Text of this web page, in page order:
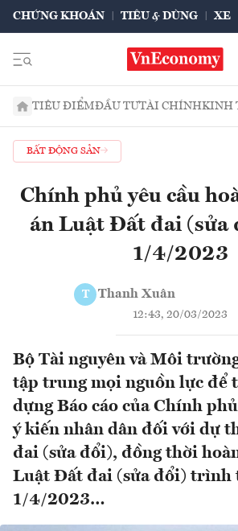
CHỨNG KHOÁN TIÊU & DÙNG XE
TIÊU ĐIỂMĐẦU TƯTÀI CHÍNHKINH
BẤT ĐỘNG SẢN
Chính phủ yêu cầu
án Luật Đất đai (sửa
1/4/2023
T Thanh Xuân
12:43, 20/03/2023
Bộ Tài nguyên và Môi
tập trung mọi nguồn lực để
dựng Báo cáo của Chính
ý kiến nhân dân đối với dự
đai (sửa đổi), đồng thời
Luật Đất đai (sửa đổi) trình
1/4/2023…